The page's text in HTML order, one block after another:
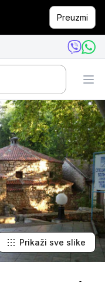
Preuzmi
Prikaži sve slike